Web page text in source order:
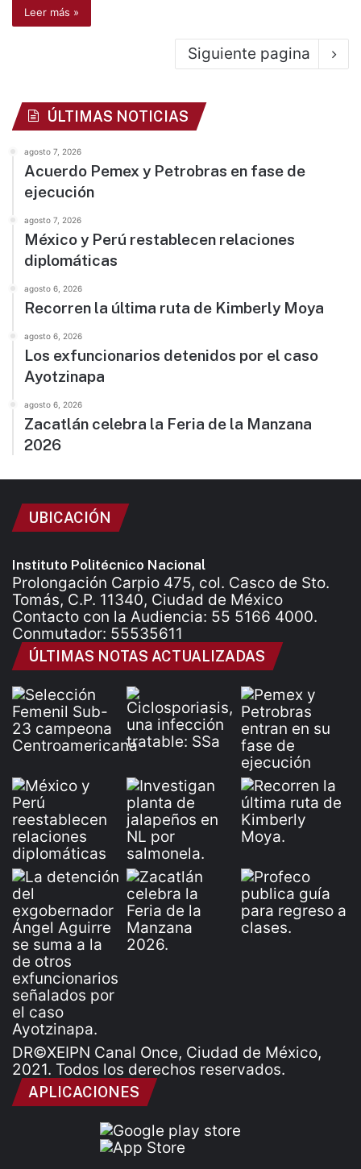
Leer más »
Siguiente pagina
ÚLTIMAS NOTICIAS
agosto 7, 2026
Acuerdo Pemex y Petrobras en fase de
ejecución
agosto 7, 2026
México y Perú restablecen relaciones
diplomáticas
agosto 6, 2026
Recorren la última ruta de Kimberly Moya
agosto 6, 2026
Los exfuncionarios detenidos por el caso
Ayotzinapa
agosto 6, 2026
Zacatlán celebra la Feria de la Manzana
2026
UBICACIÓN
Instituto Politécnico Nacional
Prolongación Carpio 475, col. Casco de Sto.
Tomás, C.P. 11340, Ciudad de México
Contacto con la Audiencia: 55 5166 4000.
Conmutador: 55535611
ÚLTIMAS NOTAS ACTUALIZADAS
DR©XEIPN Canal Once, Ciudad de México,
2021. Todos los derechos reservados.
APLICACIONES